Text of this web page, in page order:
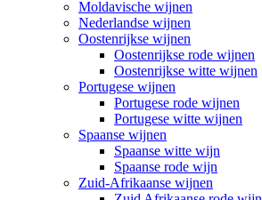
Moldavische wijnen
Nederlandse wijnen
Oostenrijkse wijnen
Oostenrijkse rode wijnen
Oostenrijkse witte wijnen
Portugese wijnen
Portugese rode wijnen
Portugese witte wijnen
Spaanse wijnen
Spaanse witte wijn
Spaanse rode wijn
Zuid-Afrikaanse wijnen